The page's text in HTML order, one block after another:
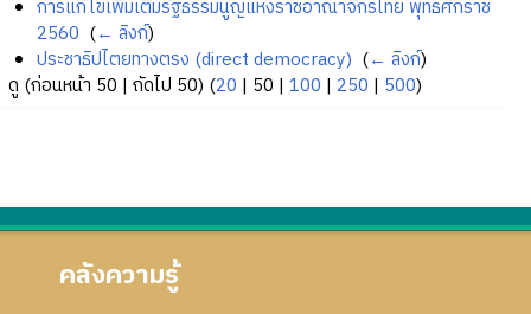
การแก้ไขเพิ่มเติมรัฐธรรมนูญแห่งราชอาณาจักรไทย พุทธศักราช
2560 (← ลิงก์)
ประชาธิปไตยทางตรง (direct democracy) (← ลิงก์)
ดู (ก่อนหน้า 50 | ถัดไป 50) (20 | 50 | 100 | 250 | 500)
คลังความรู้